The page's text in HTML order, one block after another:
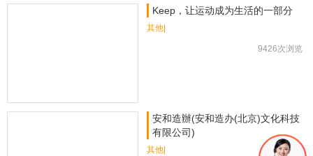
Keep，让运动成为生活的一部分
其他|
9426次浏览
安和造辦(安和造办(北京)文化科技
有限公司)
其他|